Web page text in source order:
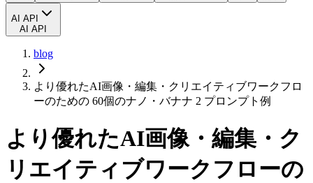
AI API
AI API
blog
より優れたAI画像・編集・クリエイティブワークフロ
ーのための 60個のナノ・バナナ 2 プロンプト例
より優れたAI画像・編集・ク
リエイティブワークフローの